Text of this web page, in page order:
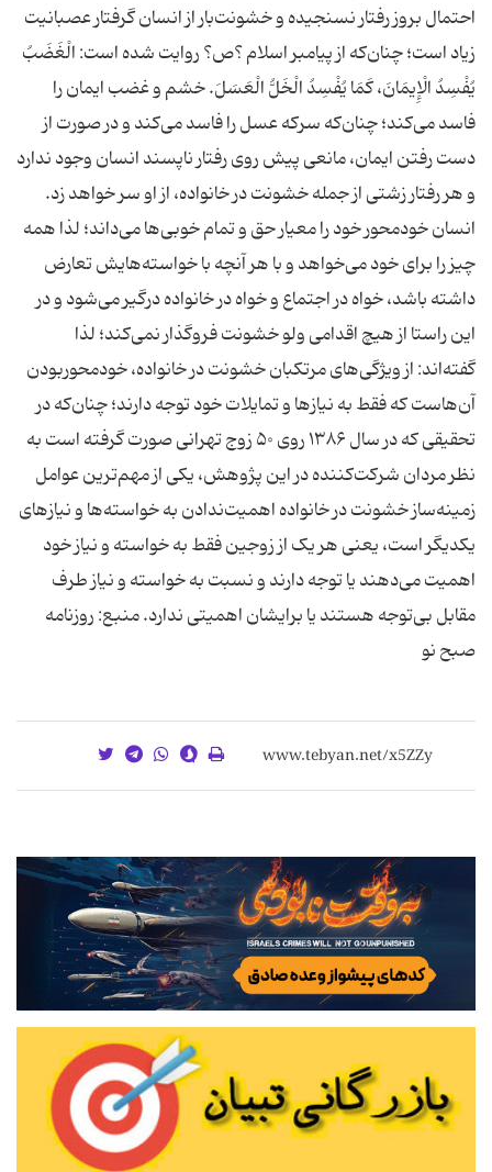
احتمال بروز رفتار نسنجیده و خشونت‌بار از انسان گرفتار عصبانیت
زیاد است؛ چنان‌که از پیامبر اسلام ؟ص؟ روایت شده است: الْغَضَبُ‏
یُفْسِدُ الْإِیمَانَ، کَمَا یُفْسِدُ الْخَلُّ الْعَسَلَ‏. خشم و غضب ایمان را
فاسد می‌کند؛ چنان‌که سرکه عسل را فاسد می‌کند‌‌‌‌‌ و در صورت از
دست رفتن ایمان، مانعی پیش روی رفتار ناپسند انسان وجود ندارد
و هر رفتار زشتی از جمله خشونت در خانواده، از او سر خواهد زد.
انسان خودمحور خود را معیار حق و تمام خوبی‌ها می‌داند؛ لذا همه
چیز را برای خود می‌خواهد و با هر آنچه با خواسته‌هایش تعارض
داشته باشد، خواه در اجتماع و خواه در خانواده درگیر می‌شود و در
این راستا از هیچ‌ اقدامی ولو خشونت فروگذار نمی‌کند؛ لذا
گفته‌اند: از ویژگی‌های مرتکبان خشونت در خانواده، خودمحور‌بودن
آن‌هاست که فقط به نیازها و تمایلات خود توجه دارند؛ چنان‌که در
تحقیقی که در سال ۱۳۸۶ روی ۵۰ زوج تهرانی صورت گرفته است به
نظر مردان شرکت‌کننده در این پژوهش، یکی از مهم‌ترین عوامل
زمینه‌ساز خشونت در خانواده اهمیت‌ندادن به خواسته‌ها و نیازهای
یکدیگر است، یعنی هر یک از زوجین فقط به خواسته و نیاز خود
اهمیت می‌دهند یا توجه دارند و نسبت به خواسته و نیاز طرف
مقابل بی‌توجه هستند یا برایشان اهمیتی ندارد. منبع: روزنامه
صبح نو